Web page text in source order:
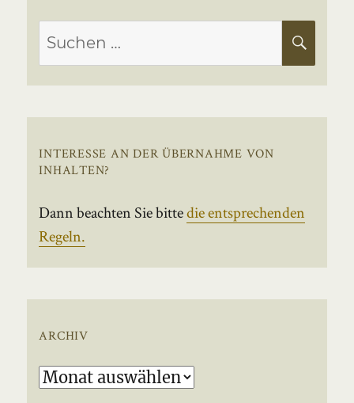
Suchen
nach:
INTERESSE AN DER ÜBERNAHME VON
INHALTEN?
Dann beachten Sie bittedie entsprechenden
Regeln.
ARCHIV
Archiv